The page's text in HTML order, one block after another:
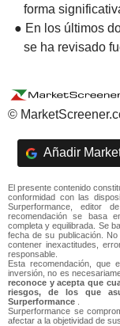
forma
● En los últimos
se ha revisado
©
Añadir
El presente contenido
conformidad con las
Surperformance, editor
recomendación se basa
completa y equilibrada. Se
fecha de su publicación.
contener inexactitudes,
responsable.
Esta recomendación, que
inversión, no es
reconoce y acepta que
riesgos, de los que
Surperformance
Surperformance se
afectar a la objetividad de